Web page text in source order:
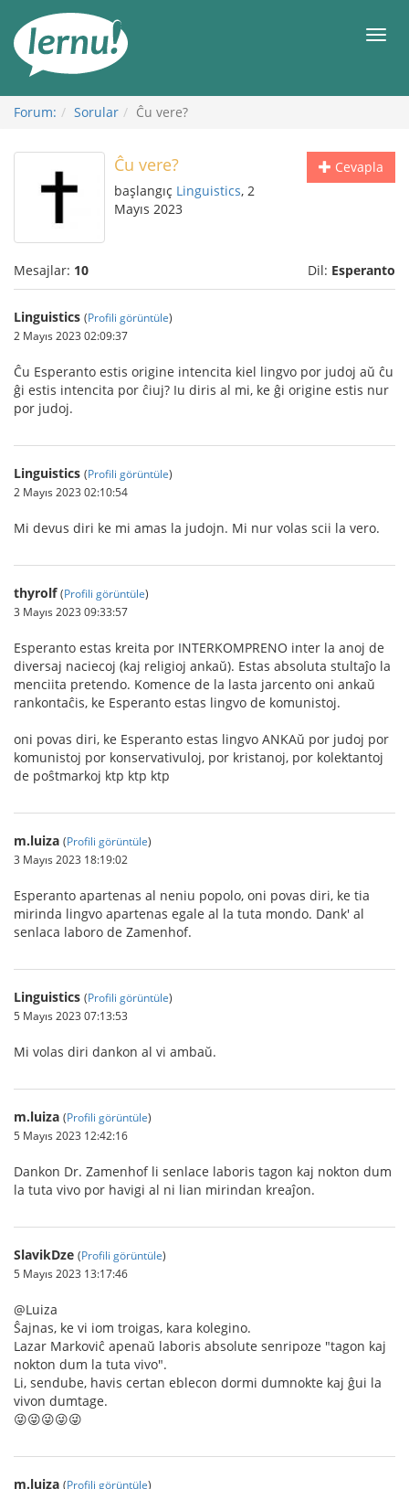
Görüntüleme
Forum: Sorular Ĉu vere?
Cevapla
Ĉu vere?
başlangıç Linguistics, 2
Mayıs 2023
Mesajlar: 10 Dil: Esperanto
Linguistics (Profili görüntüle)
2 Mayıs 2023 02:09:37
Ĉu Esperanto estis origine intencita kiel lingvo por judoj aŭ ĉu
ĝi estis intencita por ĉiuj? Iu diris al mi, ke ĝi origine estis nur
por judoj.
Linguistics (Profili görüntüle)
2 Mayıs 2023 02:10:54
Mi devus diri ke mi amas la judojn. Mi nur volas scii la vero.
thyrolf (Profili görüntüle)
3 Mayıs 2023 09:33:57
Esperanto estas kreita por INTERKOMPRENO inter la anoj de
diversaj naciecoj (kaj religioj ankaŭ). Estas absoluta stultaĵo la
menciita pretendo. Komence de la lasta jarcento oni ankaŭ
rankontaĉis, ke Esperanto estas lingvo de komunistoj.
oni povas diri, ke Esperanto estas lingvo ANKAŭ por judoj por
komunistoj por konservativuloj, por kristanoj, por kolektantoj
de poŝtmarkoj ktp ktp ktp
m.luiza (Profili görüntüle)
3 Mayıs 2023 18:19:02
Esperanto apartenas al neniu popolo, oni povas diri, ke tia
mirinda lingvo apartenas egale al la tuta mondo. Dank' al
senlaca laboro de Zamenhof.
Linguistics (Profili görüntüle)
5 Mayıs 2023 07:13:53
Mi volas diri dankon al vi ambaŭ.
m.luiza (Profili görüntüle)
5 Mayıs 2023 12:42:16
Dankon Dr. Zamenhof li senlace laboris tagon kaj nokton dum
la tuta vivo por havigi al ni lian mirindan kreaĵon.
SlavikDze (Profili görüntüle)
5 Mayıs 2023 13:17:46
@Luiza
Ŝajnas, ke vi iom troigas, kara kolegino.
Lazar Markoviĉ apenaŭ laboris absolute senripoze "tagon kaj
nokton dum la tuta vivo".
Li, sendube, havis certan eblecon dormi dumnokte kaj ĝui la
vivon dumtage.
😜😜😜😜😜
m.luiza (Profili görüntüle)